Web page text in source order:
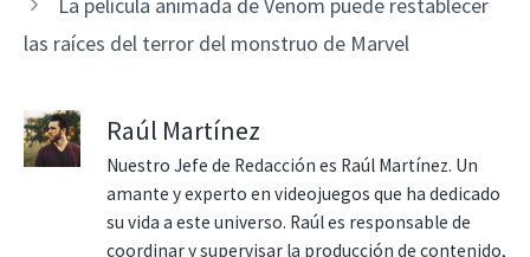
las raíces del terror del monstruo de Marvel
Raúl Martínez
Nuestro Jefe de Redacción es Raúl Martínez. Un
amante y experto en videojuegos que ha dedicado
su vida a este universo. Raúl es responsable de
coordinar y supervisar la producción de contenido,